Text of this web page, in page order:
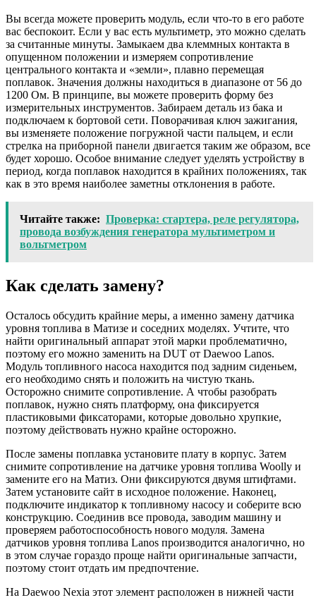
Вы всегда можете проверить модуль, если что-то в его работе
вас беспокоит. Если у вас есть мультиметр, это можно сделать
за считанные минуты. Замыкаем два клеммных контакта в
опущенном положении и измеряем сопротивление
центрального контакта и «земли», плавно перемещая
поплавок. Значения должны находиться в диапазоне от 56 до
1200 Ом. В принципе, вы можете проверить форму без
измерительных инструментов. Забираем деталь из бака и
подключаем к бортовой сети. Поворачивая ключ зажигания,
вы изменяете положение погружной части пальцем, и если
стрелка на приборной панели двигается таким же образом, все
будет хорошо. Особое внимание следует уделять устройству в
период, когда поплавок находится в крайних положениях, так
как в это время наиболее заметны отклонения в работе.
Читайте также: Проверка: стартера, реле регулятора,
провода возбуждения генератора мультиметром и
вольтметром
Как сделать замену?
Осталось обсудить крайние меры, а именно замену датчика
уровня топлива в Матизе и соседних моделях. Учтите, что
найти оригинальный аппарат этой марки проблематично,
поэтому его можно заменить на DUT от Daewoo Lanos.
Модуль топливного насоса находится под задним сиденьем,
его необходимо снять и положить на чистую ткань.
Осторожно снимите сопротивление. А чтобы разобрать
поплавок, нужно снять платформу, она фиксируется
пластиковыми фиксаторами, которые довольно хрупкие,
поэтому действовать нужно крайне осторожно.
После замены поплавка установите плату в корпус. Затем
снимите сопротивление на датчике уровня топлива Woolly и
замените его на Матиз. Они фиксируются двумя штифтами.
Затем установите сайт в исходное положение. Наконец,
подключите индикатор к топливному насосу и соберите всю
конструкцию. Соединив все провода, заводим машину и
проверяем работоспособность нового модуля. Замена
датчиков уровня топлива Lanos производится аналогично, но
в этом случае гораздо проще найти оригинальные запчасти,
поэтому стоит отдать им предпочтение.
На Daewoo Nexia этот элемент расположен в нижней части